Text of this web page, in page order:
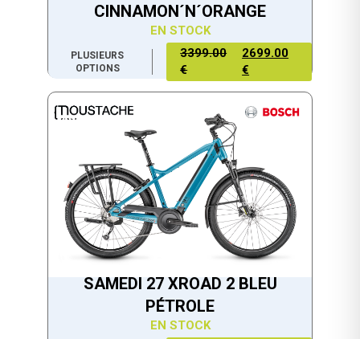
CINNAMON´N´ORANGE
EN STOCK
PLUSIEURS
OPTIONS
3399.00
€
2699.00
€
SAMEDI 27 XROAD 2 BLEU
PÉTROLE
EN STOCK